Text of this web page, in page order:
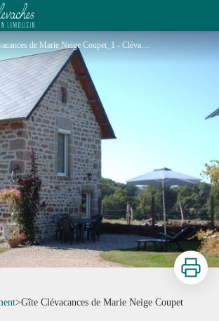
Neige Coupet
Gîte Clévacances de Marie Neige Coupet_1 - Clévacances
Imprimer
>Gîte Clévacances de Marie Neige Coupet